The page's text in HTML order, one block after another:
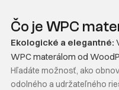
Čo je WPC
Ekologické a elegantné:
WPC materálom od
Hľadáte možnosť, ako
odolného a udržateľného